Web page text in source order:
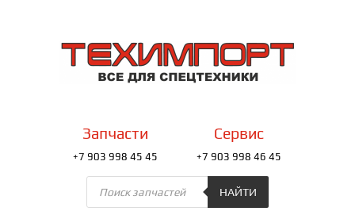
содержимомуТЕХИМПОРТ
Всё
Запчасти
+7 903 998 45 45
Сервис
+7 903 998 46 45
Поиск
товаров
НАЙТИ